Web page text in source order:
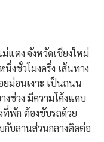
แตง จังหวัดเชียงใหม่
งชั่วโมงครึ่ง เส้นทาง
ยม่อนเงาะ เป็นถนน
งช่วง มีความโค้งแคบ
ที่พัก ต้องขับรถด้วย
กับลานส่วนกลางติดต่อ